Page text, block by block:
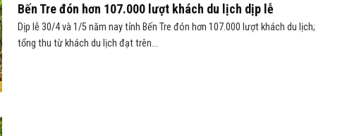
Bến Tre đón hơn 107.000 lượt khách du lịch dịp lễ
Dịp lễ 30/4 và 1/5 năm nay tỉnh Bến Tre đón hơn 107.000 lượt khách du lịch;
tổng thu từ khách du lịch đạt trên...